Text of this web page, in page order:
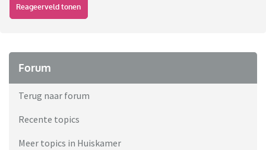
Reageerveld tonen
Forum
Terug naar forum
Recente topics
Meer topics in Huiskamer